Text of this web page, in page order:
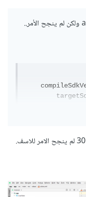
    compileSdkVersion 30